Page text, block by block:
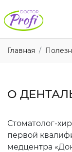
Главная
О
Стоматолог-
первой
медцентра